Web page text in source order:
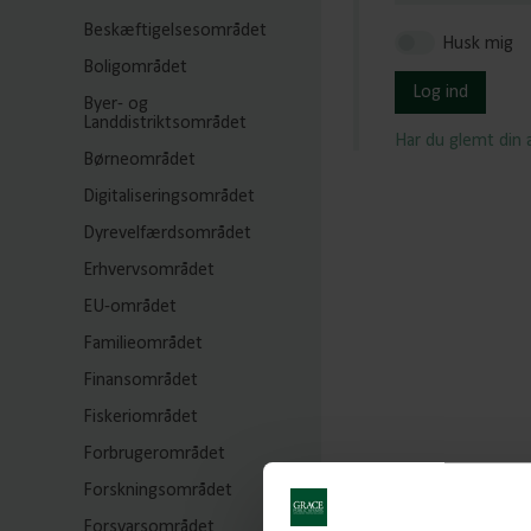
Beskæftigelsesområdet
Boligområdet
Byer- og
Landdistriktsområdet
Børneområdet
Digitaliseringsområdet
Dyrevelfærdsområdet
Erhvervsområdet
EU-området
Familieområdet
Finansområdet
Fiskeriområdet
Forbrugerområdet
Forskningsområdet
Husk mig
Log ind
Har du glemt din